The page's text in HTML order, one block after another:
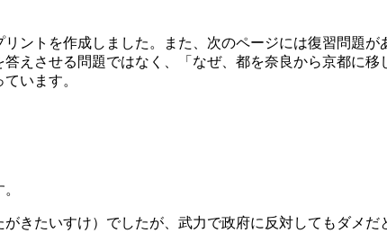
ントを作成しました。また、次のページには復習問題
えさせる問題ではなく、「なぜ、都を奈良から京都に
います。
きたいすけ）でしたが、武力で政府に反対してもダメ